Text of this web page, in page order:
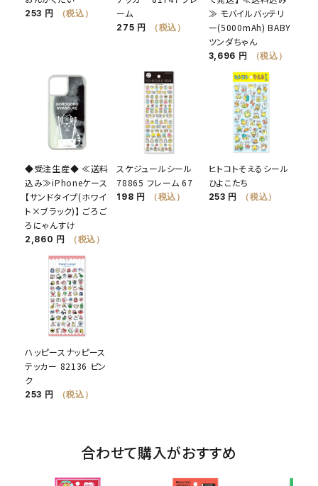
253 円 （税込）
ーム
275 円 （税込）
≫ モバイルバッテリ
ー(5000mAh) BABY
ツンダちゃん
3,696 円 （税込）
◆受注生産◆ ≪送料
込み≫iPhoneケース
【サンドタイプ(ホワイ
ト×ブラック)】 ごろご
ろにゃんすけ
2,860 円 （税込）
スケジュールシール
78865 フレーム 67
198 円 （税込）
ヒトコトそえるシール
ひよこたち
253 円 （税込）
ハッピースナッピース
テッカー 82136 ピン
ク
253 円 （税込）
合わせて購入がおすすめ